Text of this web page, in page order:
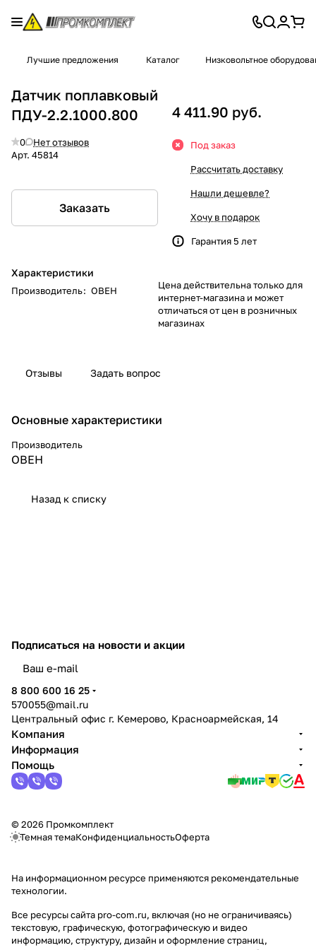
Лучшие предложения Каталог Низковольтное
Датчик поплавковый
ПДУ-2.2.1000.800
0
Нет отзывов
Арт. 45814
Заказать
Характеристики
Производитель: ОВЕН
4 411.90 руб.
Под заказ
Рассчитать доставку
Нашли дешевле?
Хочу в подарок
Гарантия 5 лет
Цена действительна только для
интернет-магазина и может
отличаться от цен в розничных
магазинах
Отзывы Задать вопрос
Основные характеристики
Производитель
ОВЕН
Назад к списку
Подписаться на новости и акции
8 800 600 16 25
570055@mail.ru
Центральный офис г. Кемерово, Красноармейская, 14
Компания
Информация
Помощь
© 2026 Промкомплект
Темная темаКонфиденциальностьОферта
На информационном ресурсе применяются рекомендательные
технологии.
Все ресурсы сайта pro-com.ru, включая (но не ограничиваясь)
текстовую, графическую, фотографическую и видео
информацию, структуру, дизайн и оформление страниц,